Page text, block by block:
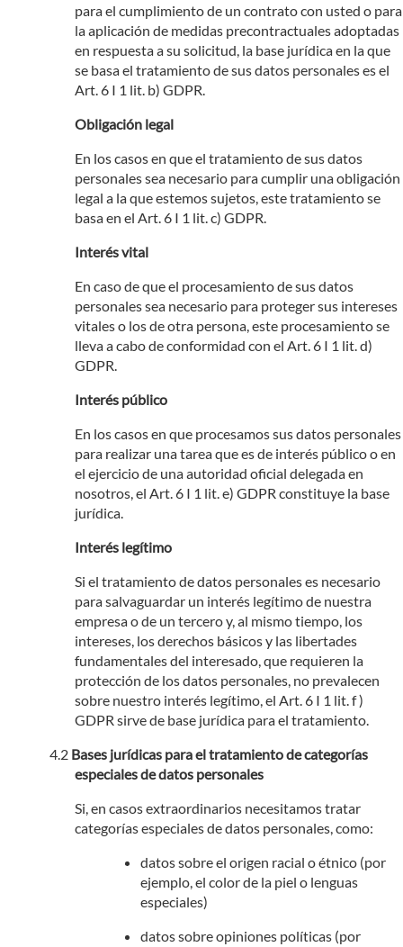
para el cumplimiento de un contrato con usted o para
la aplicación de medidas precontractuales adoptadas
en respuesta a su solicitud, la base jurídica en la que
se basa el tratamiento de sus datos personales es el
Art. 6 I 1 lit. b) GDPR.
Obligación legal
En los casos en que el tratamiento de sus datos
personales sea necesario para cumplir una obligación
legal a la que estemos sujetos, este tratamiento se
basa en el Art. 6 I 1 lit. c) GDPR.
Interés vital
En caso de que el procesamiento de sus datos
personales sea necesario para proteger sus intereses
vitales o los de otra persona, este procesamiento se
lleva a cabo de conformidad con el Art. 6 I 1 lit. d)
GDPR.
Interés público
En los casos en que procesamos sus datos personales
para realizar una tarea que es de interés público o en
el ejercicio de una autoridad oficial delegada en
nosotros, el Art. 6 I 1 lit. e) GDPR constituye la base
jurídica.
Interés legítimo
Si el tratamiento de datos personales es necesario
para salvaguardar un interés legítimo de nuestra
empresa o de un tercero y, al mismo tiempo, los
intereses, los derechos básicos y las libertades
fundamentales del interesado, que requieren la
protección de los datos personales, no prevalecen
sobre nuestro interés legítimo, el Art. 6 I 1 lit. f )
GDPR sirve de base jurídica para el tratamiento.
Bases jurídicas para el tratamiento de categorías
especiales de datos personales
Si, en casos extraordinarios necesitamos tratar
categorías especiales de datos personales, como:
datos sobre el origen racial o étnico (por
ejemplo, el color de la piel o lenguas
especiales)
datos sobre opiniones políticas (por